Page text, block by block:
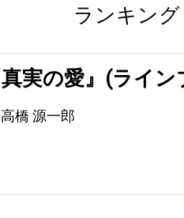
ランキング
真実の愛』(ライ
高橋 源一郎